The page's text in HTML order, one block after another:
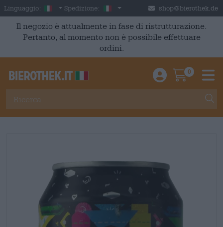
Skip to main content
Linguaggio: Italian
Spedizione: Italia shop@bierothek.de
Il negozio è attualmente in fase di ristrutturazione.
Pertanto, al momento non è possibile effettuare
ordini.
Einloggen /
0